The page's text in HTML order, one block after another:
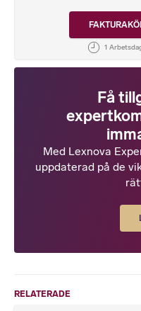
Få
Med Lexnova
uppdaterad på de
RELATERADE